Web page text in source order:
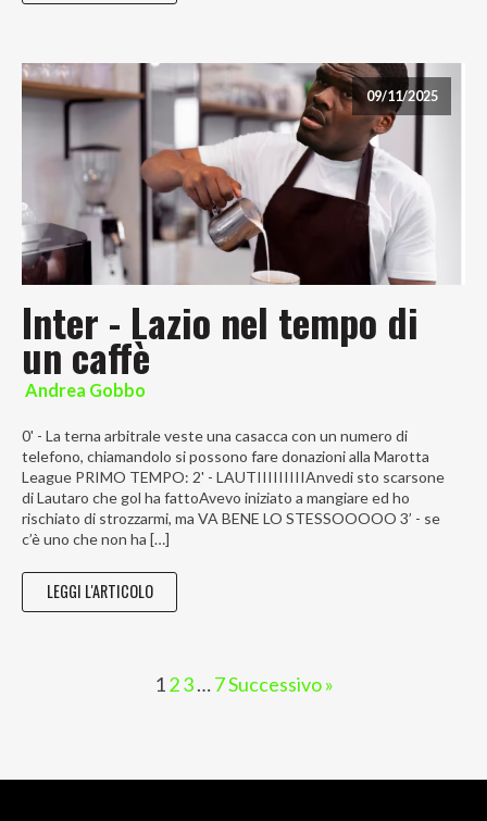
09/11/2025
Inter - Lazio nel tempo di
un caffè
Andrea Gobbo
0' - La terna arbitrale veste una casacca con un numero di
telefono, chiamandolo si possono fare donazioni alla Marotta
League PRIMO TEMPO: 2' - LAUTIIIIIIIIIAnvedi sto scarsone
di Lautaro che gol ha fattoAvevo iniziato a mangiare ed ho
rischiato di strozzarmi, ma VA BENE LO STESSOOOOO 3’ - se
c’è uno che non ha […]
LEGGI L'ARTICOLO
1 2 3 … 7Successivo »